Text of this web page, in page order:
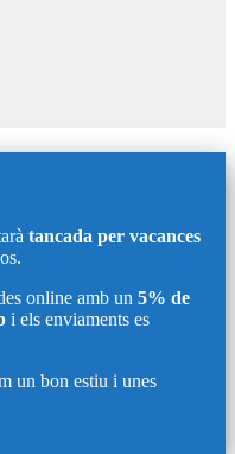
tancada per vacances
online amb un 5% de
i els enviaments es
un bon estiu i unes